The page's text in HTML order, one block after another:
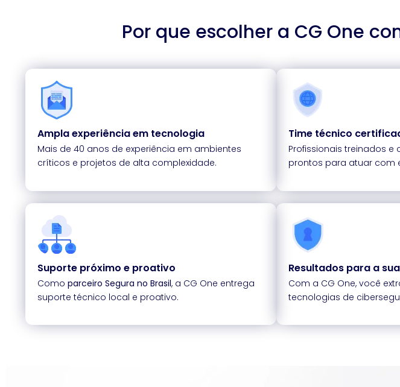
Por que escolher a CG One
Ampla experiência em tecnologia
Mais de 40 anos de experiência em ambientes
críticos e projetos de alta complexidade.
Time técnico
Profissionais treinados e
prontos para atuar com
Suporte próximo e proativo
Como parceiro Segura no Brasil, a CG One entrega
suporte técnico local e proativo.
Resultados para a
Com a CG One, você
tecnologias de